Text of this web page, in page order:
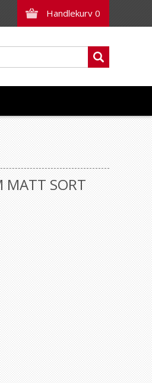
Handlekurv 0
MATT SORT